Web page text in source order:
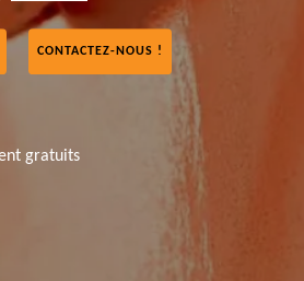
CONTACTEZ-NOUS !
gratuits